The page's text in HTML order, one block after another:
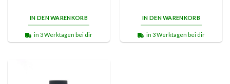
IN DEN WARENKORB
in 3 Werktagen bei dir
IN DEN WARENKORB
in 3 Werktagen bei dir